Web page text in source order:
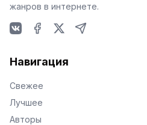
жанров в интернете.
Навигация
Свежее
Лучшее
Авторы